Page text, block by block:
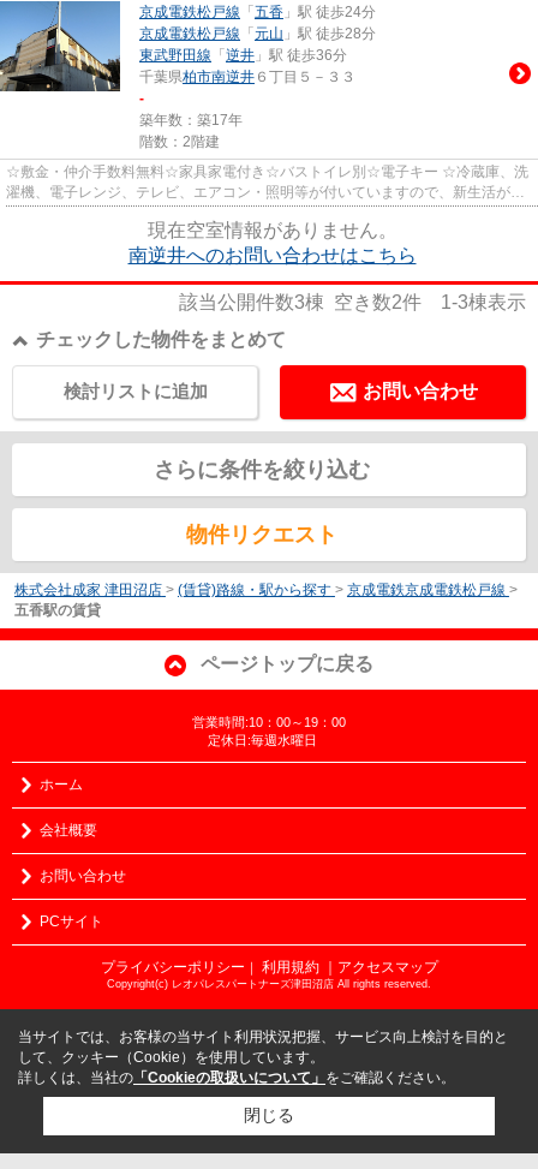
京成電鉄松戸線 「 五香 」駅 徒歩24分
京成電鉄松戸線 「 元山 」駅 徒歩28分
東武野田線 「 逆井 」駅 徒歩36分
千葉県柏市南逆井 ６丁目５－３３
-
築年数：築17年
階数：2階建
☆敷金・仲介手数料無料☆家具家電付き☆バストイレ別☆電子キー ☆冷蔵庫、洗
濯機、電子レンジ、テレビ、エアコン・照明等が付いていますので、新生活が楽
現在空室情報がありません。
南逆井へのお問い合わせはこちら
該当公開件数3棟 空き数2件 1-3棟表示
チェックした物件をまとめて
お問い合わせ
検討リストに追加
さらに条件を絞り込む
物件リクエスト
株式会社成家 津田沼店 > (賃貸)路線・駅から探す > 京成電鉄京成電鉄松戸線 >
五香駅の賃貸
ページトップに戻る
営業時間:10：00～19：00
定休日:毎週水曜日
ホーム
会社概要
お問い合わせ
PCサイト
プライバシーポリシー ｜ 利用規約 ｜アクセスマップ
Copyright(c) レオパレスパートナーズ津田沼店 All rights reserved.
当サイトでは、お客様の当サイト利用状況把握、サービス向上検討を目的と
して、クッキー（Cookie）を使用しています。
詳しくは、当社の 「Cookieの取扱いについて」 をご確認ください。
閉じる